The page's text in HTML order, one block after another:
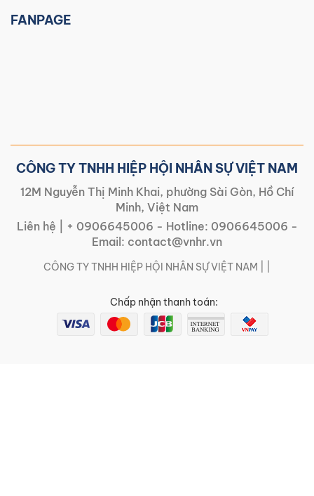
FANPAGE
CÔNG TY TNHH HIỆP HỘI NHÂN SỰ VIỆT NAM
12M Nguyễn Thị Minh Khai, phường Sài Gòn, Hồ Chí
Minh, Việt Nam
Liên hệ |
+ 0906645006 - Hotline: 0906645006 -
Email: contact@vnhr.vn
CÔNG TY TNHH HIỆP HỘI NHÂN SỰ VIỆT NAM | |
Chấp nhận thanh toán: